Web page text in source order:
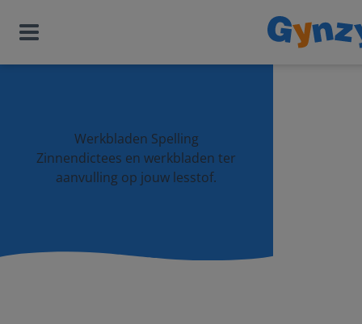
Werkbladen Spelling
Zinnendictees en werkbladen ter
aanvulling op jouw lesstof.